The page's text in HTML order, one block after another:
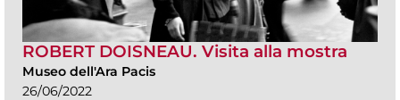
ROBERT DOISNEAU. Visita alla mostra
Museo dell'Ara Pacis
26/06/2022